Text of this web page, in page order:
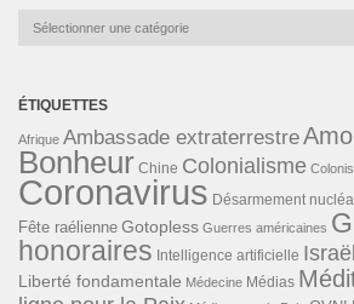
Catégories
ÉTIQUETTES
Afrique Ambassade extraterrestre
Bonheur Chine Colonialisme
Coronavirus Désarmement
Fête raélienne Gotopless Guerres américaines
honoraires Intelligence artificielle Israël
Liberté fondamentale Médecine Médias